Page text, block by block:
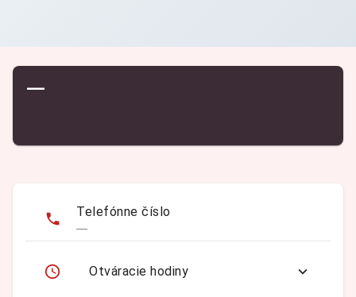
—
Telefónne číslo
—
Otváracie hodiny